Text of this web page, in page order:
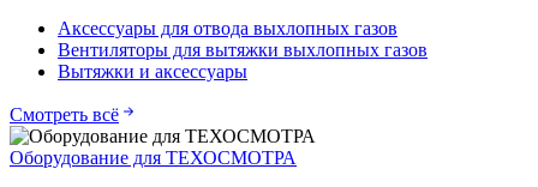
Аксессуары для отвода выхлопных газов
Вентиляторы для вытяжки выхлопных газов
Вытяжки и аксессуары
Смотреть всё
Оборудование для ТЕХОСМОТРА